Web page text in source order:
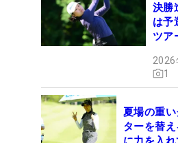
決勝
は予
ツア
2026
1
夏場の重
ターを替